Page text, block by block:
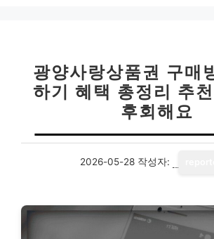
광양사랑상품권 구매
하기 혜택 총정리 추
후회해요
2026-05-28 작성자: